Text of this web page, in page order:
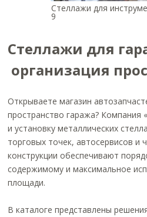
Стеллажи для
9
Стеллажи для
организация
Открываете магазин
пространство гаража? Компания
и установку металлических
торговых точек, автосервисов
конструкции обеспечивают
содержимому и максимальное
площади.
В каталоге представлены